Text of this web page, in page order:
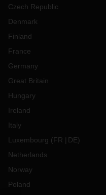
Czech Republic
Denmark
Finland
France
Germany
Great Britain
Hungary
Ireland
Italy
Luxembourg (FR DE)
Netherlands
Norway
Poland